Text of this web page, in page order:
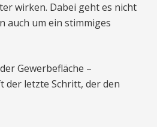
wirken. Dabei geht es nicht
auch um ein stimmiges
Gewerbefläche –
der letzte Schritt, der den